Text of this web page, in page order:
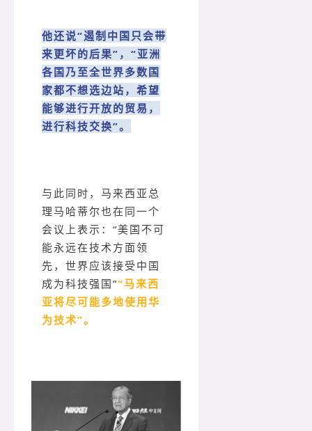
他还说“遏制中国只会带
来更坏的后果”，“亚洲
各国乃至全世界多数国
家都不想选边站，希望
能够进行开放的贸易，
进行科技交换”。
与此同时，马来西亚总
理马哈蒂尔也在同一个
会议上表示：“美国不可
能永远在技术方面领
先，世界应该接受中国
成为科技强国”“马来西
亚将尽可能多地使用华
为技术”。